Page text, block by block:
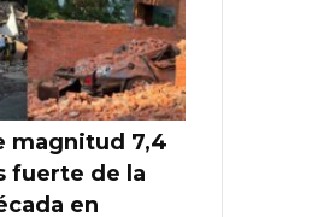
magnitud 7,4
fuerte de la
en